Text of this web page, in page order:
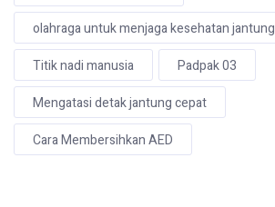
olahraga untuk menjaga kesehatan jantung
Titik nadi manusia
Padpak 03
Mengatasi detak jantung cepat
Cara Membersihkan AED